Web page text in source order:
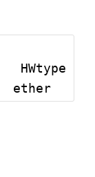
HWtype
ether